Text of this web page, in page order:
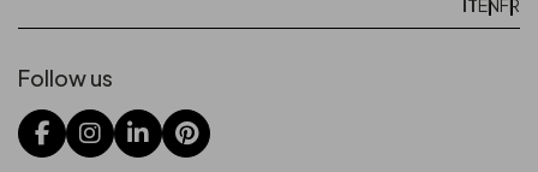
ITENFR
Follow us